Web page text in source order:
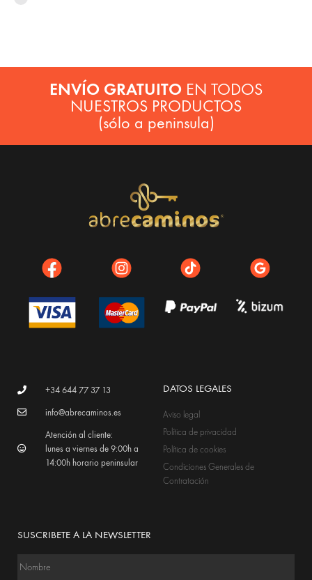
ENVÍO GRATUITO EN TODOS
NUESTROS PRODUCTOS
(sólo a peninsula)
+34 644 77 37 13
info@abrecaminos.es
Atención al cliente:
lunes a viernes de 9:00h a
14:00h horario peninsular
DATOS LEGALES
Aviso legal
Política de privacidad
Política de cookies
Condiciones Generales de
Contratación
SUSCRIBETE A LA NEWSLETTER